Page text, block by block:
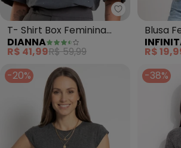
Dianna - T-
T- Shirt Box Feminina
com Strass (Cinza)
DIANNA
R$ 41,99R$ 59,99
Blusa
R$
-20%
-38%